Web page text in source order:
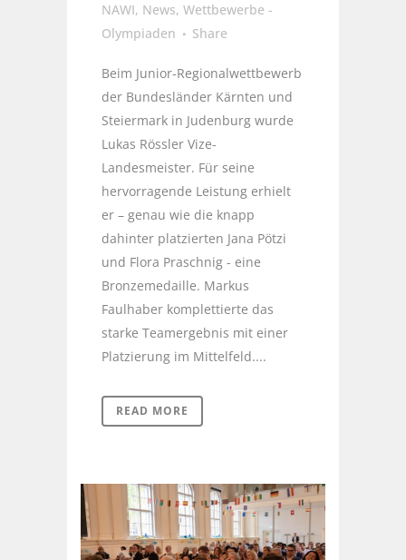
NAWI, News, Wettbewerbe -
Olympiaden
Share
Beim Junior-Regionalwettbewerb
der Bundesländer Kärnten und
Steiermark in Judenburg wurde
Lukas Rössler Vize-
Landesmeister. Für seine
hervorragende Leistung erhielt
er – genau wie die knapp
dahinter platzierten Jana Pötzi
und Flora Praschnig - eine
Bronzemedaille. Markus
Faulhaber komplettierte das
starke Teamergebnis mit einer
Platzierung im Mittelfeld....
READ MORE